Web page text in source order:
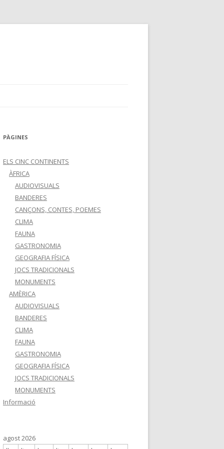
PÀGINES
ELS CINC CONTINENTS
ÀFRICA
AUDIOVISUALS
BANDERES
CANÇONS, CONTES, POEMES
CLIMA
FAUNA
GASTRONOMIA
GEOGRAFIA FÍSICA
JOCS TRADICIONALS
MONUMENTS
AMÈRICA
AUDIOVISUALS
BANDERES
CLIMA
FAUNA
GASTRONOMIA
GEOGRAFIA FÍSICA
JOCS TRADICIONALS
MONUMENTS
Informació
agost 2026